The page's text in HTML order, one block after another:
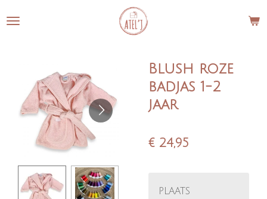
direct
hoofdinhoud
Blush roze
badjas 1-2
jaar
€ 24,95
plaats